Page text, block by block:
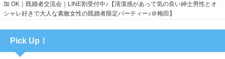
加 OK｜既婚者交流会｜LINE割受付中♪【清潔感があって気の良い紳士男性とオ
シャレ好きで大人な素敵女性の既婚者限定パーティー♪＠梅田】
Pick Up！